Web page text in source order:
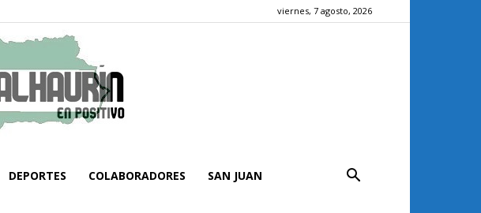
viernes, 7 agosto, 2026
DEPORTES COLABORADORES SAN JUAN